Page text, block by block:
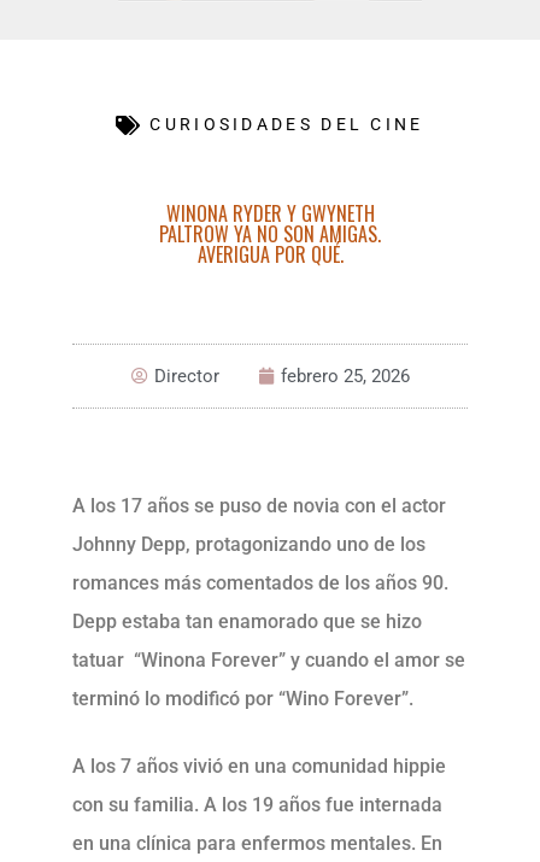
CURIOSIDADES DEL CINE
WINONA RYDER Y GWYNETH
PALTROW YA NO SON AMIGAS.
AVERIGUA POR QUÉ.
Director febrero 25, 2026
A los 17 años se puso de novia con el actor
Johnny Depp, protagonizando uno de los
romances más comentados de los años 90.
Depp estaba tan enamorado que se hizo
tatuar “Winona Forever” y cuando el amor se
terminó lo modificó por “Wino Forever”.
A los 7 años vivió en una comunidad hippie
con su familia. A los 19 años fue internada
en una clínica para enfermos mentales. En